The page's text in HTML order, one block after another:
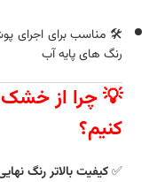
🛠 مناسب برای اجرای
رنگ‌ های پایه آب
💡 چرا از خشک‌
کنیم؟
✅کیفیت بالاتر رنگ